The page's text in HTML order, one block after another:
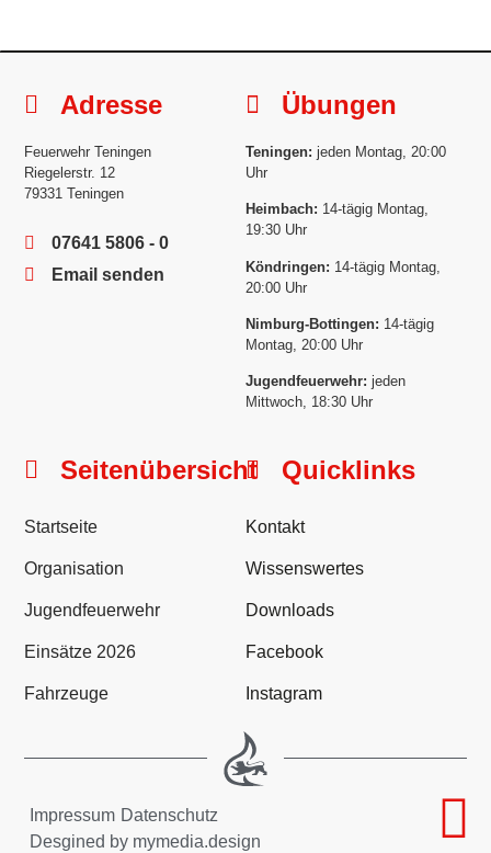
Adresse
Feuerwehr Teningen
Riegelerstr. 12
79331 Teningen
07641 5806 - 0
Email senden
Übungen
Teningen: jeden Montag, 20:00
Uhr
Heimbach: 14-tägig Montag,
19:30 Uhr
Köndringen: 14-tägig Montag,
20:00 Uhr
Nimburg-Bottingen: 14-tägig
Montag, 20:00 Uhr
Jugendfeuerwehr: jeden
Mittwoch, 18:30 Uhr
Seitenübersicht
Startseite
Organisation
Jugendfeuerwehr
Einsätze 2026
Fahrzeuge
Quicklinks
Kontakt
Wissenswertes
Downloads
Facebook
Instagram
Impressum Datenschutz
Desgined by mymedia.design